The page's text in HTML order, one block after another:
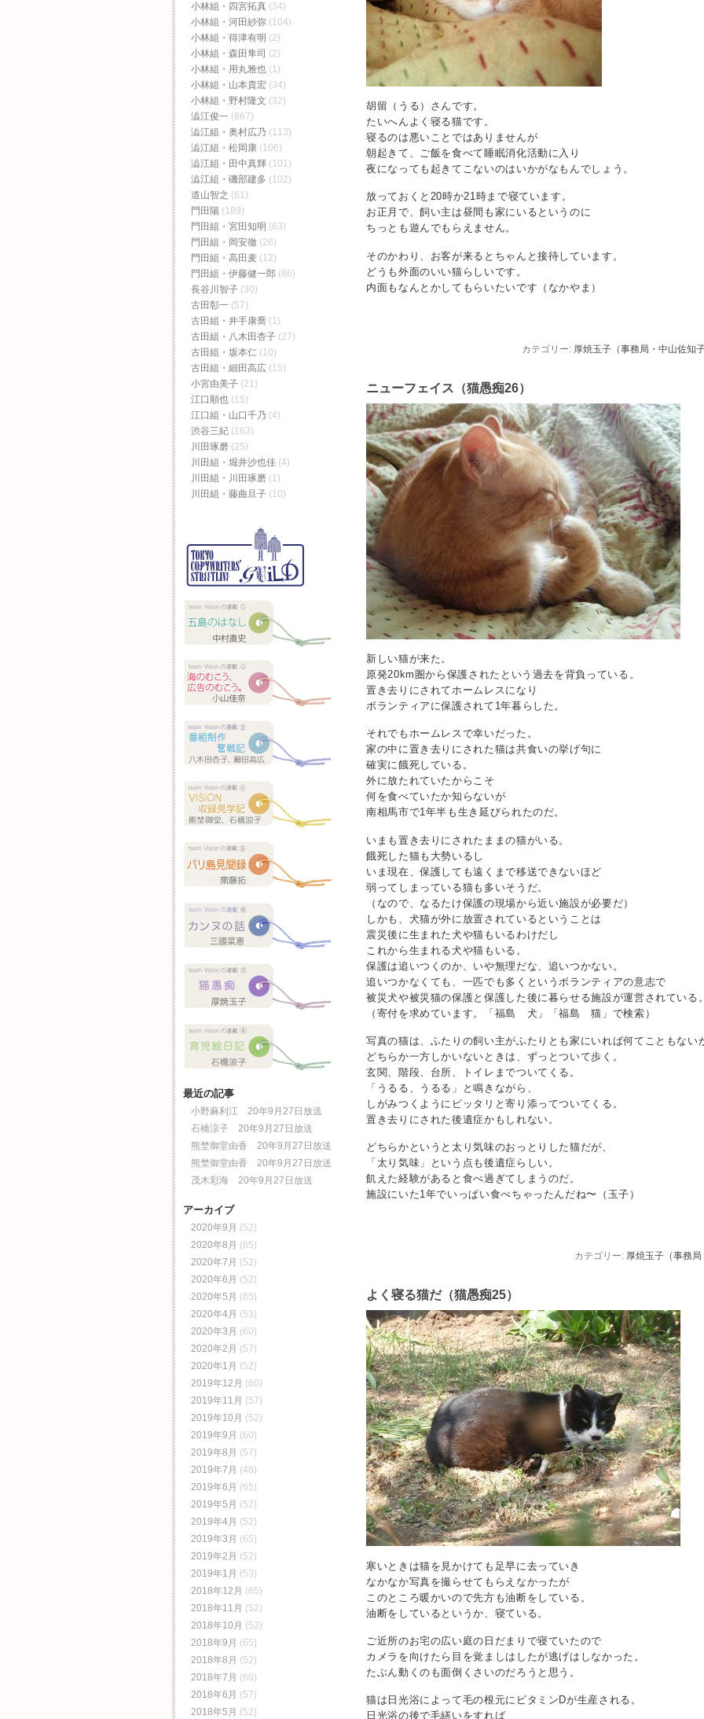
胡留（うる）さんです。
たいへんよく寝る猫です。
寝るのは悪いことではありませんが
朝起きて、ご飯を食べて睡眠消化活動に入り
夜になっても起きてこないのはいかがなもんでしょう。
放っておくと20時か21時まで寝ています。
お正月で、飼い主は昼間も家にいるというのに
ちっとも遊んでもらえません。
そのかわり、お客が来るとちゃんと接待しています。
どうも外面のいい猫らしいです。
内面もなんとかしてもらいたいです（なかやま）
カテゴリー: 厚焼玉子（事務局・中山佐知
ニューフェイス（猫愚痴26）
新しい猫が来た。
原発20km圏から保護されたという過去を背負っている。
置き去りにされてホームレスになり
ボランティアに保護されて1年暮らした。
それでもホームレスで幸いだった。
家の中に置き去りにされた猫は共食いの挙げ句に
確実に餓死している。
外に放たれていたからこそ
何を食べていたか知らないが
南相馬市で1年半も生き延びられたのだ。
いまも置き去りにされたままの猫がいる。
餓死した猫も大勢いるし
いま現在、保護しても遠くまで移送できないほど
弱ってしまっている猫も多いそうだ。
（なので、なるたけ保護の現場から近い施設が必要だ）
しかも、犬猫が外に放置されているということは
震災後に生まれた犬や猫もいるわけだし
これから生まれる犬や猫もいる。
保護は追いつくのか、いや無理だな、追いつかない。
追いつかなくても、一匹でも多くというボランティアの意志で
被災犬や被災猫の保護と保護した後に暮らせる施設が運営されている
（寄付を求めています。「福島 犬」「福島 猫」で検索）
写真の猫は、ふたりの飼い主がふたりとも家にいれば何てこともない
どちらか一方しかいないときは、ずっとついて歩く。
玄関、階段、台所、トイレまでついてくる。
「うるる、うるる」と鳴きながら、
しがみつくようにピッタリと寄り添ってついてくる。
置き去りにされた後遺症かもしれない。
どちらかというと太り気味のおっとりした猫だが、
「太り気味」という点も後遺症らしい。
飢えた経験があると食べ過ぎてしまうのだ。
施設にいた1年でいっぱい食べちゃったんだね〜（玉子）
カテゴリー: 厚焼玉子（事務
よく寝る猫だ（猫愚痴25）
寒いときは猫を見かけても足早に去っていき
なかなか写真を撮らせてもらえなかったが
このところ暖かいので先方も油断をしている。
油断をしているというか、寝ている。
ご近所のお宅の広い庭の日だまりで寝ていたので
カメラを向けたら目を覚ましはしたが逃げはしなかった。
たぶん動くのも面倒くさいのだろうと思う。
猫は日光浴によって毛の根元にビタミンDが生産される。
日光浴の後で毛繕いをすれば
小林組・四宮拓真 (34)
小林組・河田紗弥 (104)
小林組・得津有明 (2)
小林組・森田隼司 (2)
小林組・用丸雅也 (1)
小林組・山本貴宏 (34)
小林組・野村隆文 (32)
澁江俊一 (667)
澁江組・奥村広乃 (113)
澁江組・松岡康 (106)
澁江組・田中真輝 (101)
澁江組・磯部建多 (102)
道山智之 (61)
門田陽 (189)
門田組・宮田知明 (63)
門田組・岡安徹 (26)
門田組・高田麦 (12)
門田組・伊藤健一郎 (86)
長谷川智子 (30)
古田彰一 (57)
古田組・井手康喬 (1)
古田組・八木田杏子 (27)
古田組・坂本仁 (10)
古田組・細田高広 (15)
小宮由美子 (21)
江口順也 (15)
江口組・山口千乃 (4)
渋谷三紀 (163)
川田琢磨 (25)
川田組・堀井沙也佳 (4)
川田組・川田琢磨 (1)
川田組・藤曲旦子 (10)
最近の記事
小野麻利江 20年9月27日放送
石橋涼子 20年9月27日放送
熊埜御堂由香 20年9月27日放送
熊埜御堂由香 20年9月27日放送
茂木彩海 20年9月27日放送
アーカイブ
2020年9月 (52)
2020年8月 (65)
2020年7月 (52)
2020年6月 (52)
2020年5月 (65)
2020年4月 (53)
2020年3月 (60)
2020年2月 (57)
2020年1月 (52)
2019年12月 (60)
2019年11月 (57)
2019年10月 (52)
2019年9月 (60)
2019年8月 (57)
2019年7月 (48)
2019年6月 (65)
2019年5月 (52)
2019年4月 (52)
2019年3月 (65)
2019年2月 (52)
2019年1月 (53)
2018年12月 (65)
2018年11月 (52)
2018年10月 (52)
2018年9月 (65)
2018年8月 (52)
2018年7月 (60)
2018年6月 (57)
2018年5月 (52)